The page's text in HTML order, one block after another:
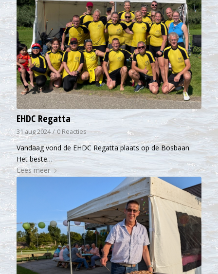
EHDC Regatta
31 aug 2024 / 0 Reacties
Vandaag vond de EHDC Regatta plaats op de Bosbaan.
Het beste…
Lees meer